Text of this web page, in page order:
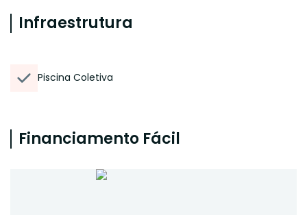
Infraestrutura
Piscina Coletiva
Financiamento Fácil